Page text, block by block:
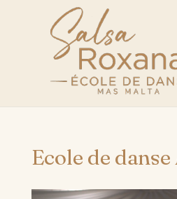
Ecole de
Lecteur